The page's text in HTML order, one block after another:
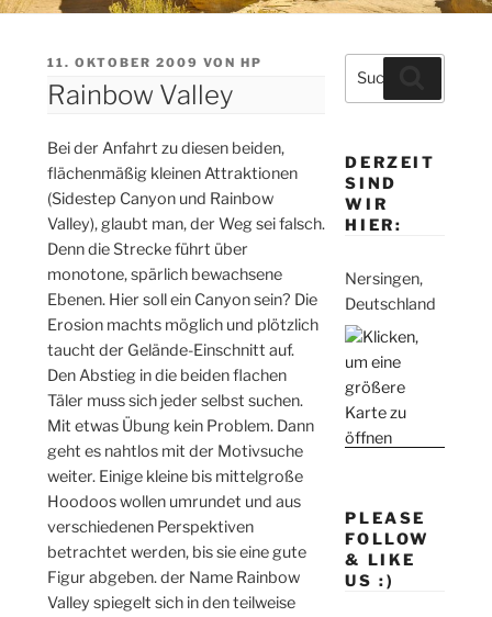
VERÖFFENTLICHT
11. OKTOBER 2009 VONHP
Rainbow Valley
Bei der Anfahrt zu diesen beiden,
flächenmäßig kleinen Attraktionen
(Sidestep Canyon und Rainbow
Valley), glaubt man, der Weg sei falsch.
Denn die Strecke führt über
monotone, spärlich bewachsene
Ebenen. Hier soll ein Canyon sein? Die
Erosion machts möglich und plötzlich
taucht der Gelände-Einschnitt auf.
Den Abstieg in die beiden flachen
Täler muss sich jeder selbst suchen.
Mit etwas Übung kein Problem. Dann
geht es nahtlos mit der Motivsuche
weiter. Einige kleine bis mittelgroße
Hoodoos wollen umrundet und aus
verschiedenen Perspektiven
betrachtet werden, bis sie eine gute
Figur abgeben. der Name Rainbow
Valley spiegelt sich in den teilweise
Suche
nach:
DERZEIT
SIND
WIR
HIER:
Nersingen,
Deutschland
PLEASE
FOLLOW
& LIKE
US :)